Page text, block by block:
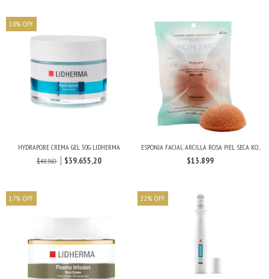
18% OFF
HYDRAPORE CREMA GEL 50G LIDHERMA
$48.360
$39.655,20
ESPONJA FACIAL ARCILLA ROSA PIEL SECA KO...
$13.899
17% OFF 22% OFF